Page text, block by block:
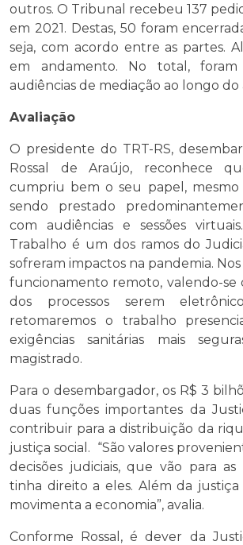
outros. O Tribunal recebeu 137
em 2021. Destas, 50 foram
seja, com acordo entre as partes.
em andamento. No total, foram
audiências de mediação ao longo do
Avaliação
O presidente do TRT-RS,
Rossal de Araújo, reconhece
cumpriu bem o seu papel,
sendo prestado
com audiências e sessões
Trabalho é um dos ramos do
sofreram impactos na pandemia.
funcionamento remoto, valendo-se
dos processos serem
retomaremos o trabalho
exigências sanitárias mais
magistrado.
Para o desembargador, os R$ 3
duas funções importantes da
contribuir para a distribuição da
justiça social. “São valores
decisões judiciais, que vão para
tinha direito a eles. Além da
movimenta a economia”, avalia.
Conforme Rossal, é dever da